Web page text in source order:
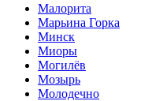
Малорита
Марьина Горка
Минск
Миоры
Могилёв
Мозырь
Молодечно